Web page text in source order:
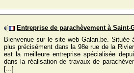
Entreprise de parachèvement à Saint-
Bienvenue sur le site web Galan.be. Située
plus précisément dans la 98e rue de la
est la meilleure entreprise spécialisée
dans la réalisation de travaux de
[...]